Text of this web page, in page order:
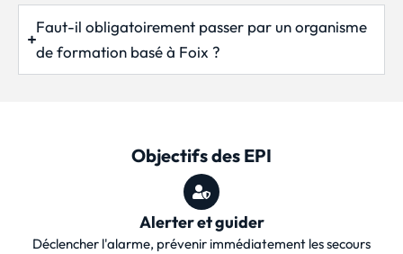
Faut-il obligatoirement passer par un organisme
de formation basé à Foix ?
Objectifs des EPI
Alerter et guider
Déclencher l'alarme, prévenir immédiatement les secours